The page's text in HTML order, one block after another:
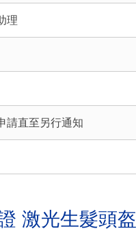
理
請直至另行通知
激光生髮頭盔